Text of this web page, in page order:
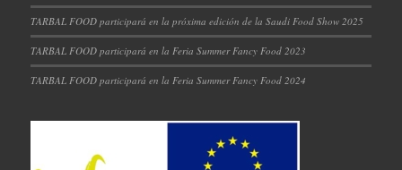
TARBAL FOOD participará en la próxima edición de la Saudi Food Show 2025
TARBAL FOOD participará en la Feria Summer Fancy Food 2023
TARBAL FOOD participará en la Feria Summer Fancy Food 2024